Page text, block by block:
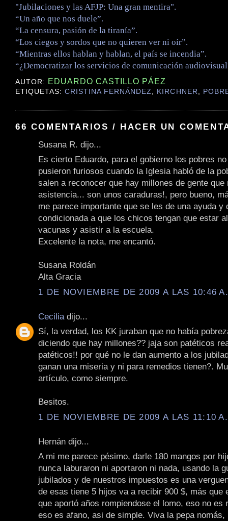
"Jubilaciones y las AFJP: Una gran mentira".
“Un año que nos duele”.
“La censura, pasión de la tiranía”.
“Los ciegos y sordos que no quieren ver ni oír”.
“Mientras ellos hablan y hablan, el país se incendia”.
“¿Democratizar los servicios de comunicación
AUTOR: EDUARDO CASTILLO PÁEZ
ETIQUETAS:CRISTINA FERNÁNDEZ, KIRCHNER,
66 COMENTARIOS / HACER UN
Susana R. dijo...
Es cierto Eduardo, para el gobierno los pobres
pusieron furiosos cuando la Iglesia habló de la
salen a reconocer que hay millones de gente que
asistencia... son unos caraduras!, pero bueno,
me parece importante que se les de una ayuda y
condicionada a que los chicos tengan que estar
vacunas y asistir a la escuela.
Excelente la nota, me encantó.
Susana Roldán
Alta Gracia
1 DE NOVIEMBRE DE 2009 A LAS 10:46
Cecilia dijo...
Sí, la verdad, los KK juraban que no había
diciendo que hay millones?? jaja son patéticos
patéticos!! por qué no le dan aumento a los
ganan una miseria y ni para remedios tienen?.
artículo, como siempre.
Besitos.
1 DE NOVIEMBRE DE 2009 A LAS 11:10
Hernán dijo...
A mi me parece pésimo, darle 180 mangos por
nunca laburaron ni aportaron ni nada, usando la
jubilados y de nuestros impuestos es una
de esas tiene 5 hijos va a recibir 900 $, más que
que aportó años rompiendose el lomo, eso no es
eso es afano, asi de simple. Viva la pepa nomás,